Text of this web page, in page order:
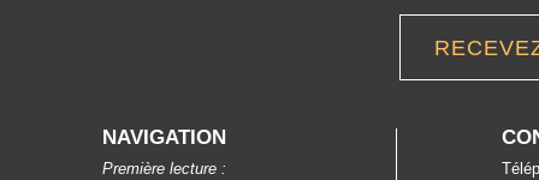
NAVIGATION
Première lecture :